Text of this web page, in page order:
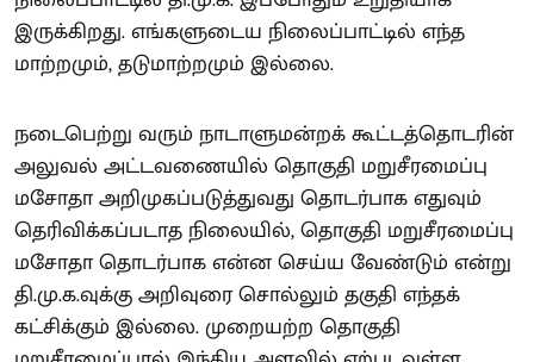
இருக்கிறது. எங்களுடைய நிலைப்பாட்டில் எந்த
மாற்றமும், தடுமாற்றமும் இல்லை.
நடைபெற்று வரும் நாடாளுமன்றக் கூட்டத்தொடரின்
அலுவல் அட்டவணையில் தொகுதி மறுசீரமைப்பு
மசோதா அறிமுகப்படுத்துவது தொடர்பாக எதுவும்
தெரிவிக்கப்படாத நிலையில், தொகுதி மறுசீரமைப்பு
மசோதா தொடர்பாக என்ன செய்ய வேண்டும் என்று
தி.மு.க.வுக்கு அறிவுரை சொல்லும் தகுதி எந்தக்
கட்சிக்கும் இல்லை. முறையற்ற தொகுதி